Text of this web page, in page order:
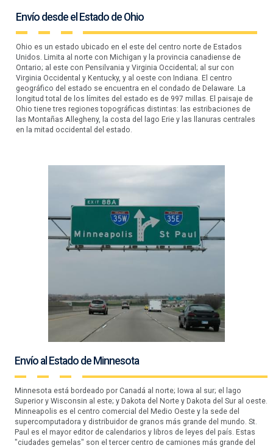
Envío desde el Estado de Ohio
Ohio es un estado ubicado en el este del centro norte de Estados
Unidos. Limita al norte con Michigan y la provincia canadiense de
Ontario; al este con Pensilvania y Virginia Occidental; al sur con
Virginia Occidental y Kentucky, y al oeste con Indiana. El centro
geográfico del estado se encuentra en el condado de Delaware. La
longitud total de los límites del estado es de 997 millas. El paisaje de
Ohio tiene tres regiones topográficas distintas: las estribaciones de
las Montañas Allegheny, la costa del lago Erie y las llanuras centrales
en la mitad occidental del estado.
Envío al Estado de Minnesota
Minnesota está bordeado por Canadá al norte; Iowa al sur; el lago
Superior y Wisconsin al este; y Dakota del Norte y Dakota del Sur al oeste.
Minneapolis es el centro comercial del Medio Oeste y la sede del
supercomputadora y distribuidor de granos más grande del mundo. St.
Paul es el mayor editor de calendarios y libros de leyes del país. Estas
"ciudades gemelas" son el tercer centro de camiones más grande del